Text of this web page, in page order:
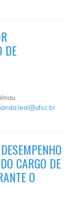
DE
CARGO DE
O